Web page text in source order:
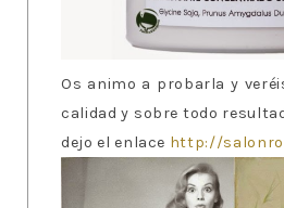
Os animo a probarla y
calidad y sobre todo
dejo el enlace http://